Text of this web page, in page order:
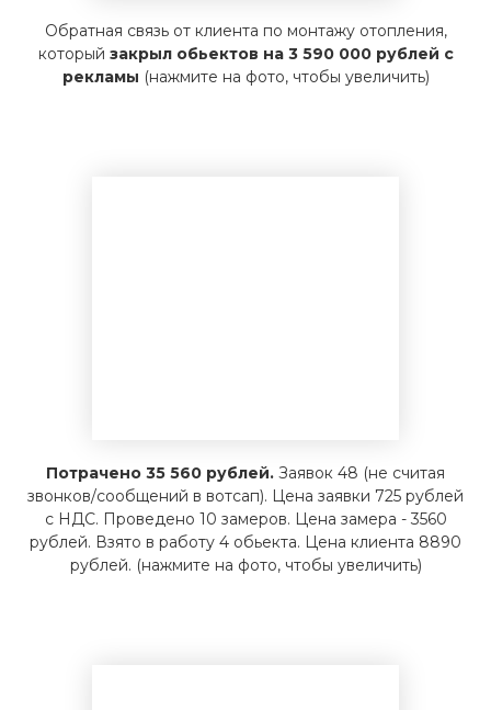
Обратная связь от клиента по монтажу отопления,
который закрыл обьектов на 3 590 000 рублей с
рекламы (нажмите на фото, чтобы увеличить)
Потрачено 35 560 рублей. Заявок 48 (не считая
звонков/сообщений в вотсап). Цена заявки 725 рублей
с НДС. Проведено 10 замеров. Цена замера - 3560
рублей. Взято в работу 4 обьекта. Цена клиента 8890
рублей. (нажмите на фото, чтобы увеличить)